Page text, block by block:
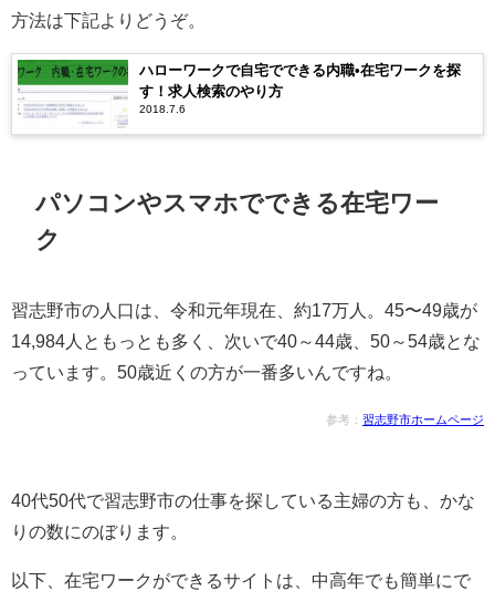
方法は下記よりどうぞ。
ハローワークで自宅でできる内職•在宅ワークを探
す！求人検索のやり方
2018.7.6
パソコンやスマホでできる在宅ワー
ク
習志野市の人口は、令和元年現在、約17万人。45〜49歳が
14,984人ともっとも多く、次いで40～44歳、50～54歳とな
っています。50歳近くの方が一番多いんですね。
参考： 習志野市ホームページ
40代50代で習志野市の仕事を探している主婦の方も、かな
りの数にのぼります。
以下、在宅ワークができるサイトは、中高年でも簡単にで